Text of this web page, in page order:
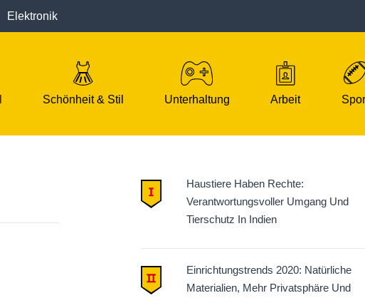
Elektronik
Schönheit & Stil Unterhaltung Arbeit
Haustiere Haben Rechte:
Verantwortungsvoller Umgang Und
Tierschutz In Indien
Einrichtungstrends 2020: Natürliche
Materialien, Mehr Privatsphäre Und